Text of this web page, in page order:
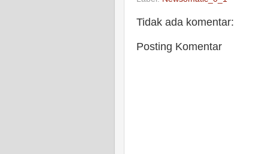
Tidak ada komentar:
Posting Komentar